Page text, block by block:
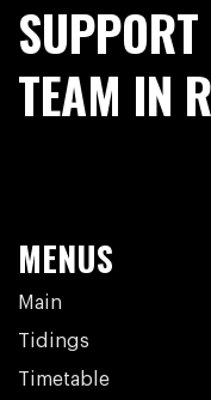
TEAM IN
MENUS
Main
Tidings
Timetable